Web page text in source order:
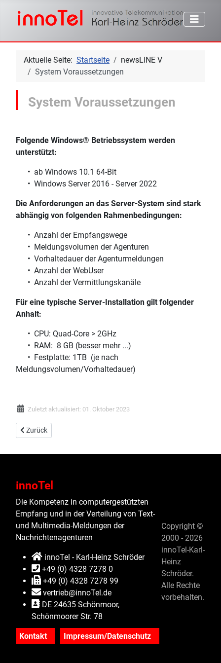
Aktuelle Seite: Startseite
newsLINE V
System Voraussetzungen
System Voraussetzungen
Folgende Windows® Betriebssystem werden
unterstützt:
• ab Windows 10.1 64-Bit
• Windows Server 2016 - Server 2022
Die Anforderungen an das Server-System sind stark
abhängig von folgenden Rahmenbedingungen:
• Anzahl der Empfangswege
• Meldungsvolumen der Agenturen
• Vorhaltedauer der Agenturmeldungen
• Anzahl der WebUser
• Anzahl der Vermittlungskanäle
Für eine typische Server-Installation gilt folgender
Anhalt:
• CPU: Quad-Core > 2GHz
• RAM: 8 GB (besser mehr ...)
• Festplatte: 1TB (je nach
Meldungsvolumen/Vorhaltedauer)
Zuletzt aktualisiert: 01. Oktober 2023
Vorheriger Beitrag: Revision-List NL52
Zurück
innoTel
Die Kompetenz in computergestützten
Empfang und in der Verteilung von Text-
und Multimedia-Meldungen der
Nachrichtenagenturen
innoTel - Karl-Heinz Schröder
+49 (0) 4328 7278 0
+49 (0) 4328 7278 99
vertrieb@innoTel.de
DE 24635 Schönmoor,
Schönmoorer Str. 78
Kontakt Impressum/Datenschutz
Copyright ©
2000 - 2026
innoTel-Karl-
Heinz
Schröder.
Alle Rechte
vorbehalten.